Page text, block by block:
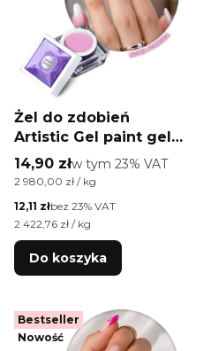
Żel do zdobień
Artistic Gel paint gel
ombre ornamenty
Allepaznokcie
Pink HEMA /Di-HEMA
free 5g
Cena brutto
14,90 złw tym %s VAT
w tym 23% VAT
Cena jednostkowa brutto
2 980,00 zł / kg
Cena netto
12,11 złbez 23% VAT
Cena jednostkowa netto
2 422,76 zł / kg
Do koszyka
Bestseller
Nowość